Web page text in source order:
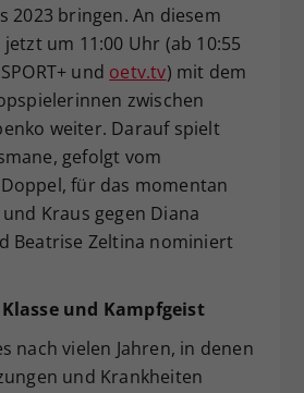
2023 bringen. An diesem
um 11:00 Uhr (ab 10:55
und oetv.tv) mit dem
zwischen
weiter. Darauf spielt
gefolgt vom
für das momentan
Kraus gegen Diana
Beatrise Zeltina nominiert
und Kampfgeist
nach vielen Jahren, in denen
und Krankheiten